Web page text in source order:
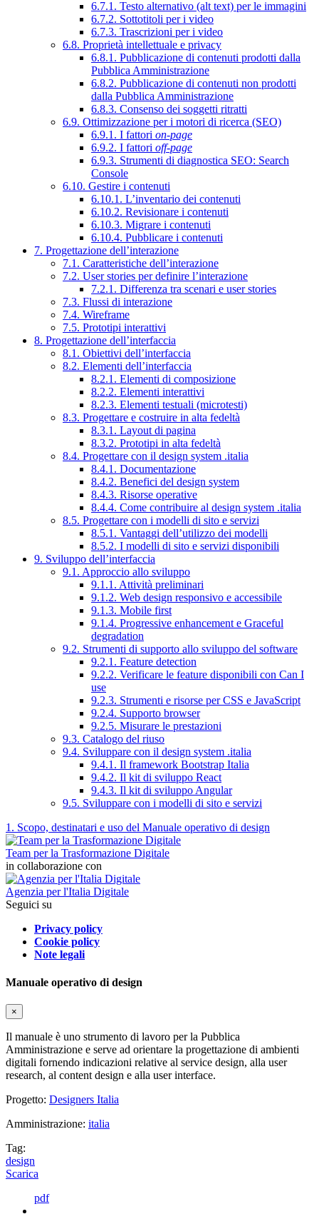
6.7.1. Testo alternativo (alt text) per le immagini
6.7.2. Sottotitoli per i video
6.7.3. Trascrizioni per i video
6.8. Proprietà intellettuale e privacy
6.8.1. Pubblicazione di contenuti prodotti dalla
Pubblica Amministrazione
6.8.2. Pubblicazione di contenuti non prodotti
dalla Pubblica Amministrazione
6.8.3. Consenso dei soggetti ritratti
6.9. Ottimizzazione per i motori di ricerca (SEO)
6.9.1. I fattori on-page
6.9.2. I fattori off-page
6.9.3. Strumenti di diagnostica SEO: Search
Console
6.10. Gestire i contenuti
6.10.1. L’inventario dei contenuti
6.10.2. Revisionare i contenuti
6.10.3. Migrare i contenuti
6.10.4. Pubblicare i contenuti
7. Progettazione dell’interazione
7.1. Caratteristiche dell’interazione
7.2. User stories per definire l’interazione
7.2.1. Differenza tra scenari e user stories
7.3. Flussi di interazione
7.4. Wireframe
7.5. Prototipi interattivi
8. Progettazione dell’interfaccia
8.1. Obiettivi dell’interfaccia
8.2. Elementi dell’interfaccia
8.2.1. Elementi di composizione
8.2.2. Elementi interattivi
8.2.3. Elementi testuali (microtesti)
8.3. Progettare e costruire in alta fedeltà
8.3.1. Layout di pagina
8.3.2. Prototipi in alta fedeltà
8.4. Progettare con il design system .italia
8.4.1. Documentazione
8.4.2. Benefici del design system
8.4.3. Risorse operative
8.4.4. Come contribuire al design system .italia
8.5. Progettare con i modelli di sito e servizi
8.5.1. Vantaggi dell’utilizzo dei modelli
8.5.2. I modelli di sito e servizi disponibili
9. Sviluppo dell’interfaccia
9.1. Approccio allo sviluppo
9.1.1. Attività preliminari
9.1.2. Web design responsivo e accessibile
9.1.3. Mobile first
9.1.4. Progressive enhancement e Graceful
degradation
9.2. Strumenti di supporto allo sviluppo del software
9.2.1. Feature detection
9.2.2. Verificare le feature disponibili con Can I
use
9.2.3. Strumenti e risorse per CSS e JavaScript
9.2.4. Supporto browser
9.2.5. Misurare le prestazioni
9.3. Catalogo del riuso
9.4. Sviluppare con il design system .italia
9.4.1. Il framework Bootstrap Italia
9.4.2. Il kit di sviluppo React
9.4.3. Il kit di sviluppo Angular
9.5. Sviluppare con i modelli di sito e servizi
1. Scopo, destinatari e uso del Manuale operativo di design
Team per la Trasformazione Digitale
in collaborazione con
Agenzia per l'Italia Digitale
Seguici su
Privacy policy
Cookie policy
Note legali
Manuale operativo di design
×
Il manuale è uno strumento di lavoro per la Pubblica
Amministrazione e serve ad orientare la progettazione di ambienti
digitali fornendo indicazioni relative al service design, alla user
research, al content design e alla user interface.
Progetto: Designers Italia
Amministrazione: italia
Tag:
design
Scarica
pdf